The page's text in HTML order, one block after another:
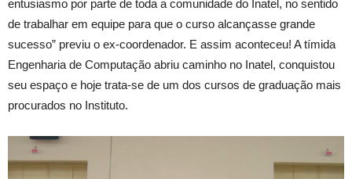
entusiasmo por parte de toda a comunidade do Inatel, no sentido
de trabalhar em equipe para que o curso alcançasse grande
sucesso” previu o ex-coordenador. E assim aconteceu! A tímida
Engenharia de Computação abriu caminho no Inatel, conquistou
seu espaço e hoje trata-se de um dos cursos de graduação mais
procurados no Instituto.